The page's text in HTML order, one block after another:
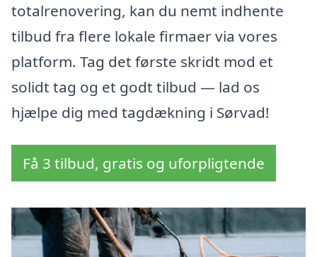
totalrenovering, kan du nemt indhente
tilbud fra flere lokale firmaer via vores
platform. Tag det første skridt mod et
solidt tag og et godt tilbud — lad os
hjælpe dig med tagdækning i Sørvad!
Få 3 tilbud, gratis og uforpligtende